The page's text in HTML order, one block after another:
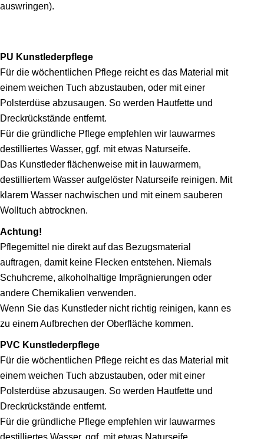
auswringen).
PU Kunstlederpflege
Für die wöchentlichen Pflege reicht es das Material mit
einem weichen Tuch abzustauben, oder mit einer
Polsterdüse abzusaugen. So werden Hautfette und
Dreckrückstände ent­fernt.
Für die gründliche Pflege empfehlen wir lauwarmes
destilliertes Wasser, ggf. mit etwas Naturseife.
Das Kunstleder flächenweise mit in lauwarmem,
destilliertem Wasser auf­gelöster Naturseife reinigen. Mit
klarem Wasser nachwischen und mit einem sauberen
Wolltuch abtrocknen.
Achtung!
Pflegemittel nie direkt auf das Bezugsmaterial
auftragen, damit keine Flecken entstehen. Niemals
Schuhcreme, alkoholhaltige Imprägnierungen oder
andere Chemikalien verwenden.
Wenn Sie das Kunstleder nicht richtig reinigen, kann es
zu einem Aufbrechen der Oberfläche kommen.
PVC Kunstlederpflege
Für die wöchentlichen Pflege reicht es das Material mit
einem weichen Tuch abzustauben, oder mit einer
Polsterdüse abzusaugen. So werden Hautfette und
Dreckrückstände ent­fernt.
Für die gründliche Pflege empfehlen wir lauwarmes
destilliertes Wasser, ggf. mit etwas Naturseife.